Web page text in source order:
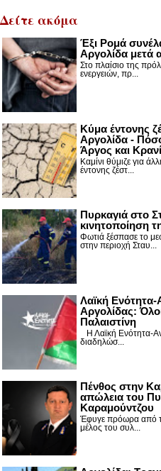
Δείτε ακόμα
Έξι Ρομά
Αργολίδα μετά
Στο πλαίσιο της
ενεργειών, πρ...
Κύμα έντονης
Αργολίδα -
Άργος και
Καμίνι θύμιζε για
έντονης ζέστ...
Πυρκαγιά στο
κινητοποίηση
Φωτιά ξέσπασε το
στην περιοχή Σταυ...
Λαϊκή
Αργολίδας:
Παλαιστίνη
Η Λαϊκή Ενότητα-
διαδηλώσ...
Πένθος στην
απώλεια του
Καραμούντζου
Έφυγε πρόωρα από
μέλος του συλ...